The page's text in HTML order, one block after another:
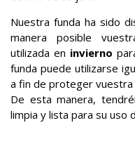
Nuestra funda ha sido
manera posible
utilizada en invierno
funda puede utilizarse
a fin de proteger vuestra
De esta manera,
limpia y lista para su uso